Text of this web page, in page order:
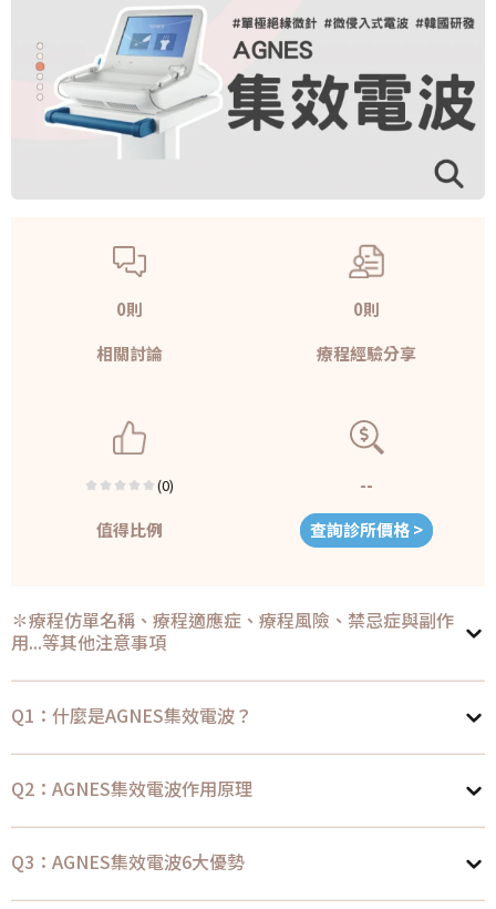
0則
相關討論
0則
療程經驗分享
(0)
值得比例
--
查詢診所價格 >
✽療程仿單名稱、療程適應症、療程風險、禁忌症與副作
用...等其他注意事項
Q1：什麼是AGNES集效電波？
Q2：AGNES集效電波作用原理
Q3：AGNES集效電波6大優勢